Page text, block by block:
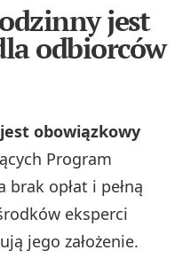
jest
odbiorców
obowiązkowy
Program
brak opłat i pełną
eksperci
jego założenie.